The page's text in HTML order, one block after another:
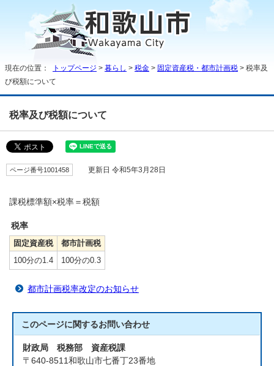
現在の位置： トップページ > 暮らし > 税金 > 固定資産税・都市計画税 > 税率及
び税額について
税率及び税額について
ページ番号1001458 更新日 令和5年3月28日
課税標準額×税率＝税額
税率
固定資産税
都市計画税
100分の1.4
100分の0.3
都市計画税率改定のお知らせ
このページに関するお問い合わせ
財政局 税務部 資産税課
〒640-8511和歌山市七番丁23番地